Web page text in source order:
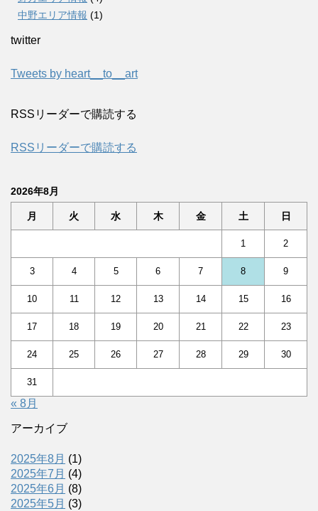
中野エリア情報 (1)
twitter
Tweets by heart__to__art
RSSリーダーで購読する
RSSリーダーで購読する
2026年8月
月 火 水 木 金 土 日
1 2
3 4 5 6 7 8 9
10 11 12 13 14 15 16
17 18 19 20 21 22 23
24 25 26 27 28 29 30
31
« 8月
アーカイブ
2025年8月 (1)
2025年7月 (4)
2025年6月 (8)
2025年5月 (3)